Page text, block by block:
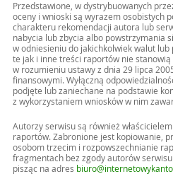
Przedstawione, w dystrybuowanych
oceny i wnioski są wyrazem osobistych
charakteru rekomendacji autora lub
nabycia lub zbycia albo powstrzymania
w odniesieniu do jakichkolwiek walut
te jak i inne treści raportów nie stanowią
w rozumieniu ustawy z dnia 29 lipca
finansowymi. Wyłączną
podjęte lub zaniechane na podstawie
z wykorzystaniem wniosków w nim
Autorzy serwisu są również
raportów. Zabronione jest kopiowanie,
osobom trzecim i rozpowszechnianie
fragmentach bez zgody autorów
pisząc na adres